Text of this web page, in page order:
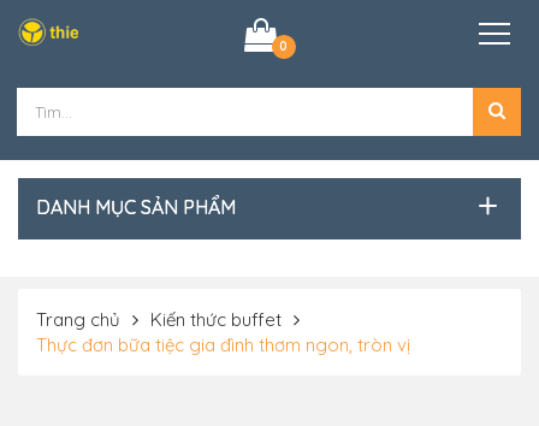
0
DANH MỤC SẢN PHẨM
Trang chủ
Kiến thức buffet
Thực đơn bữa tiệc gia đình thơm ngon, tròn vị